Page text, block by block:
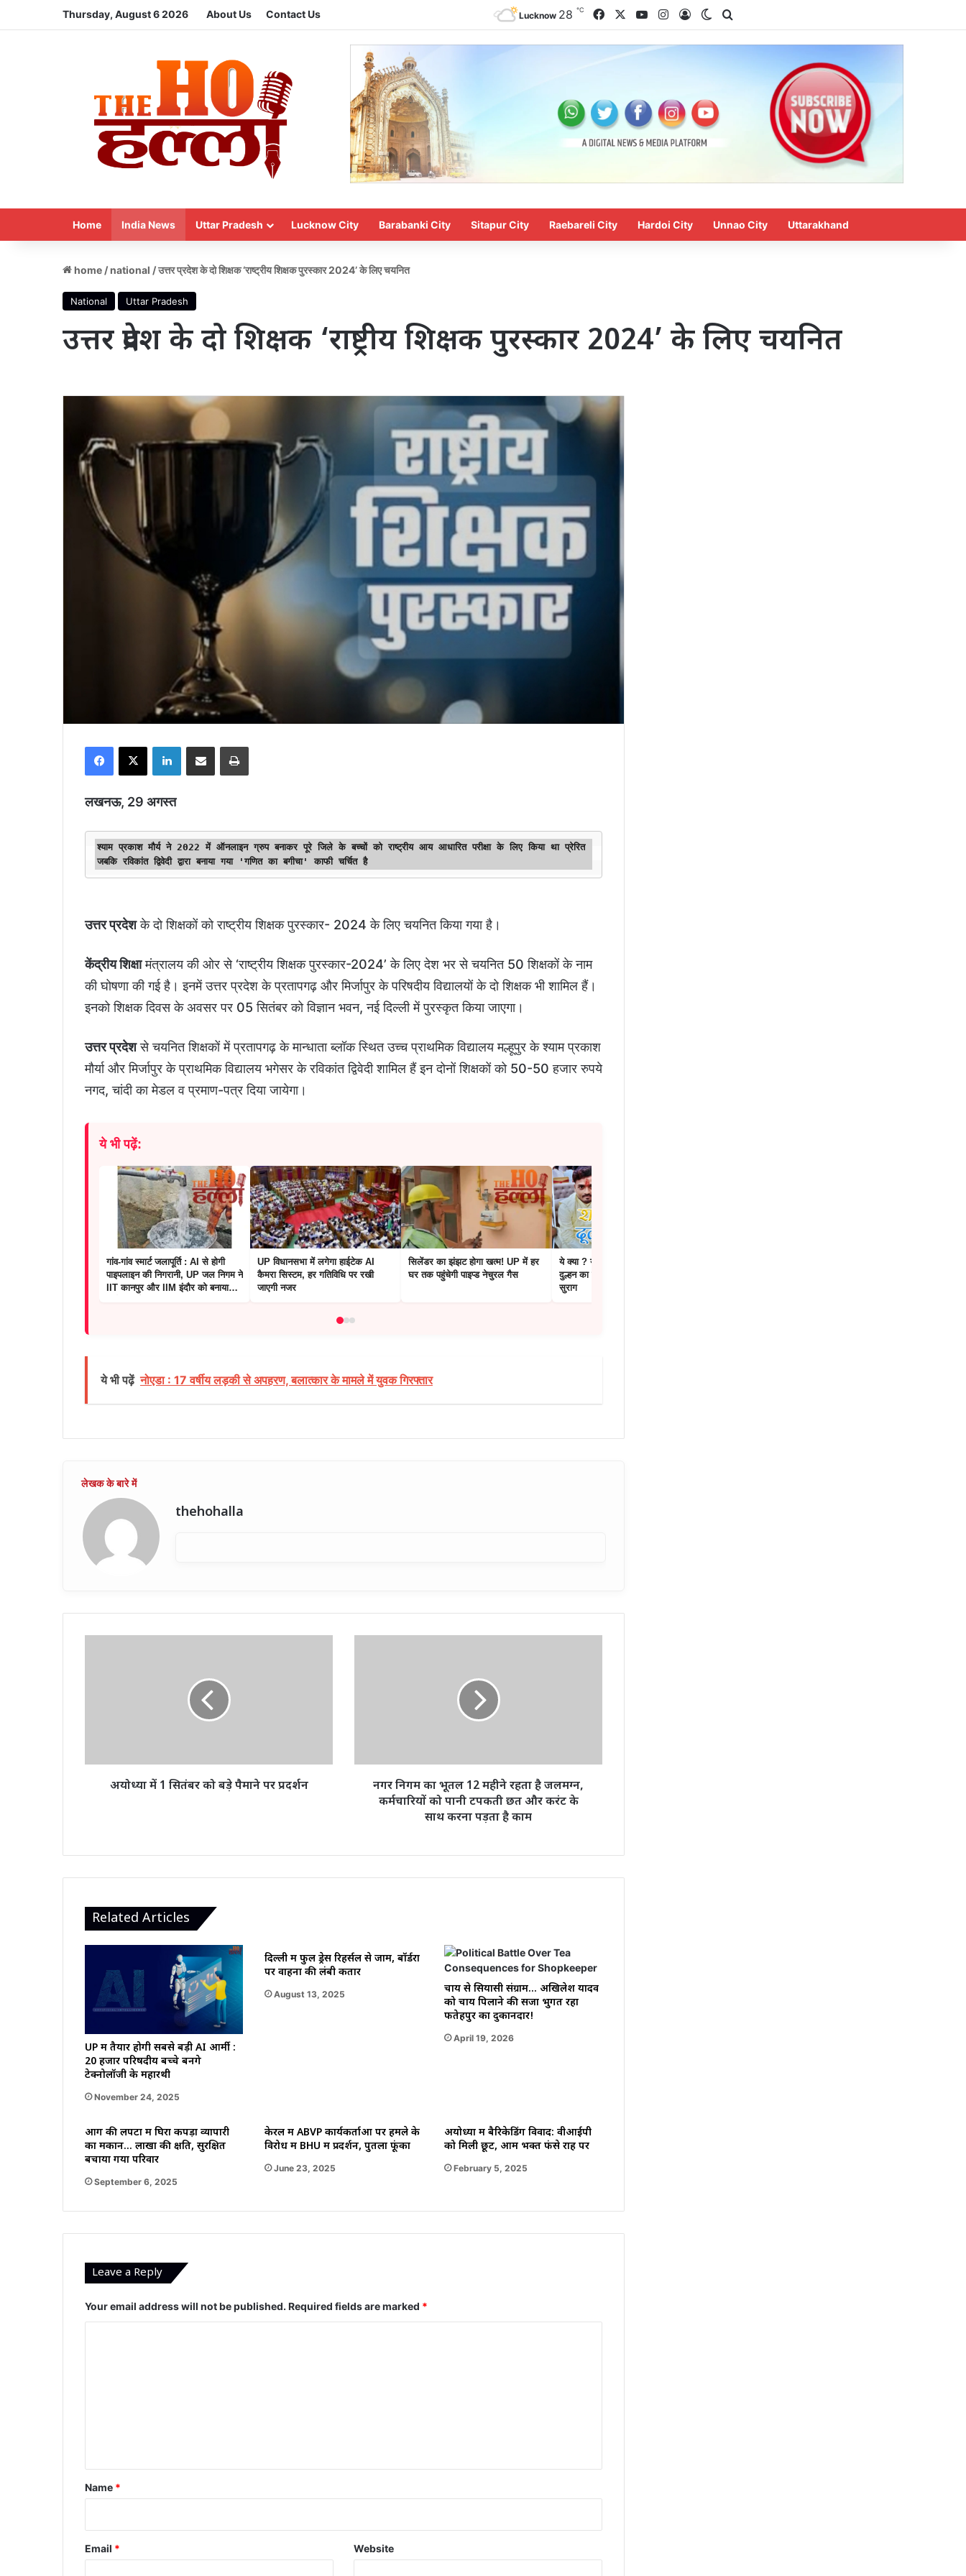
Thursday, August 6 2026 About Us Contact Us Lucknow 28 ℃ FacebookYouTubeInstagram
Log InSwitch skin
Home India News Uttar Pradesh Lucknow City Barabanki City Sitapur City Raebareli City Hardoi City Unnao City Uttarakhand
home /national /उत्तर प्रदेश के दो शिक्षक ‘राष्ट्रीय शिक्षक पुरस्कार 2024’ के लिए चयनित
National Uttar Pradesh
उत्तर प्रदेश के दो शिक्षक ‘राष्ट्रीय शिक्षक पुरस्कार 2024’ के लिए चयनित
Facebook
X LinkedInShare via Email Print
लखनऊ, 29 अगस्त
श्याम प्रकाश मौर्य ने 2022 में ऑनलाइन ग्रुप बनाकर पूरे जिले के बच्चों को राष्ट्रीय आय आधारित परीक्षा के लिए किया था प्रेरित
जबकि रविकांत द्विवेदी द्वारा बनाया गया 'गणित का बगीचा' काफी चर्चित है
उत्तर प्रदेशके दो शिक्षकों को राष्ट्रीय शिक्षक पुरस्कार- 2024 के लिए चयनित किया गया है।
केंद्रीय शिक्षामंत्रालय की ओर से ‘राष्ट्रीय शिक्षक पुरस्कार-2024’ के लिए देश भर से चयनित 50 शिक्षकों के नाम
की घोषणा की गई है। इनमें उत्तर प्रदेश के प्रतापगढ़ और मिर्जापुर के परिषदीय विद्यालयों के दो शिक्षक भी शामिल हैं।
इनको शिक्षक दिवस के अवसर पर 05 सितंबर को विज्ञान भवन, नई दिल्ली में पुरस्कृत किया जाएगा।
उत्तर प्रदेशसे चयनित शिक्षकों में प्रतापगढ़ के मान्धाता ब्लॉक स्थित उच्च प्राथमिक विद्यालय मल्हूपुर के श्याम प्रकाश
मौर्या और मिर्जापुर के प्राथमिक विद्यालय भगेसर के रविकांत द्विवेदी शामिल हैं इन दोनों शिक्षकों को 50-50 हजार रुपये
नगद, चांदी का मेडल व प्रमाण-पत्र दिया जायेगा।
ये भी पढ़ें:
गांव-गांव स्मार्ट जलापूर्ति : AI से होगी
पाइपलाइन की निगरानी, UP जल निगम ने
IIT कानपुर और IIM इंदौर को बनाया
UP विधानसभा में लगेगा हाईटेक AI
कैमरा सिस्टम, हर गतिविधि पर रखी
जाएगी नजर
सिलेंडर का झंझट होगा खत्म! UP में हर
घर तक पहुंचेगी पाइप्ड नेचुरल गैस
ये क्या ? यहाँ शादी से पहले दूल्हा ही गायब,
दुल्हन का बुरा हाल नही मिल रहा कोई
सुराग
ये भी पढ़ें नोएडा : 17 वर्षीय लड़की से अपहरण, बलात्कार के मामले में युवक गिरफ्तार
thehohalla
प्रदर्शन
अयोध्या में 1 सितंबर को बड़े पैमाने पर प्रदर्शन
जलमग्न,
और
काम
नगर निगम का भूतल 12 महीने रहता है जलमग्न,
कर्मचारियों को पानी टपकती छत और करंट के
साथ करना पड़ता है काम
Related Articles
UP में तैयार होगी सबसे बड़ी AI आर्मी :
20 हजार परिषदीय बच्चे बनेंगे
टेक्नोलॉजी के महारथी
November 24, 2025
दिल्ली में फुल ड्रेस रिहर्सल से जाम, बॉर्डरों
पर वाहनों की लंबी कतारें
August 13, 2025
चाय से सियासी संग्राम… अखिलेश यादव
को चाय पिलाने की सजा भुगत रहा
फतेहपुर का दुकानदार!
April 19, 2026
आग की लपटों में घिरा कपड़ा व्यापारी
का मकान… लाखों की क्षति, सुरक्षित
बचाया गया परिवार
September 6, 2025
केरल में ABVP कार्यकर्ताओं पर हमले के
विरोध में BHU में प्रदर्शन, पुतला फूंका
June 23, 2025
अयोध्या में बैरिकेडिंग विवाद: वीआईपी
को मिली छूट, आम भक्त फंसे राह पर
February 5, 2025
Leave a Reply
Your email address will not be published. Required fields are marked *
*
Name *
Email * Website